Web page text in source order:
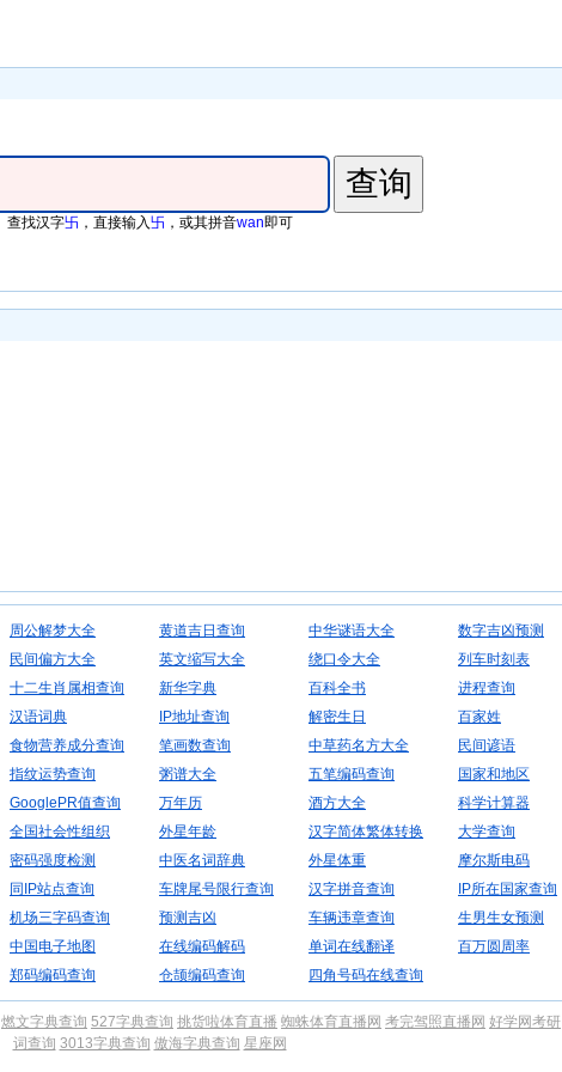
查找汉字卐 ，直接输入卐 ，或其拼音wan即可
周公解梦大全 黄道吉日查询 中华谜语大全
数字吉凶预测
民间偏方大全 英文缩写大全 绕口令大全
列车时刻表
十二生肖属相查询 新华字典 百科全书
进程查询
汉语词典 IP地址查询 解密生日
百家姓
食物营养成分查询 笔画数查询 中草药名方大全
民间谚语
指纹运势查询 粥谱大全 五笔编码查询
国家和地区
GooglePR值查询 万年历 酒方大全
科学计算器
全国社会性组织 外星年龄 汉字简体繁体转换
大学查询
密码强度检测 中医名词辞典 外星体重
摩尔斯电码
同IP站点查询 车牌尾号限行查询 汉字拼音查询
IP所在国家查询
机场三字码查询 预测吉凶 车辆违章查询
生男生女预测
中国电子地图 在线编码解码 单词在线翻译
百万圆周率
郑码编码查询 仓颉编码查询 四角号码在线查询
燃文字典查询 527字典查询 挑货啦体育直播 蜘蛛体育直播网 考完驾照直播网 好学网考研
词查询 3013字典查询 傲海字典查询 星座网